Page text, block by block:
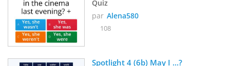
Quiz
par Alena580
108
Spotlight 4 (6b) May I ...?